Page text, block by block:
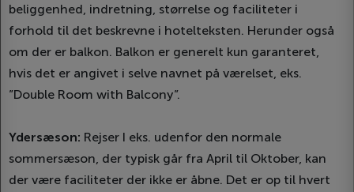
beliggenhed, indretning, størrelse og faciliteter i
forhold til det beskrevne i hotelteksten. Herunder også
om der er balkon. Balkon er generelt kun garanteret,
hvis det er angivet i selve navnet på værelset, eks.
”Double Room with Balcony”.
Ydersæson: Rejser I eks. udenfor den normale
sommersæson, der typisk går fra April til Oktober, kan
der være faciliteter der ikke er åbne. Det er op til hvert